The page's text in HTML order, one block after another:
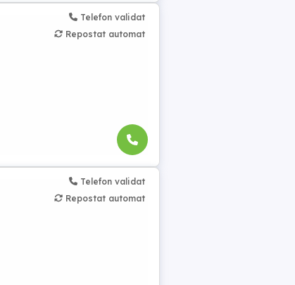
Telefon validat
Repostat automat
Telefon validat
Repostat automat